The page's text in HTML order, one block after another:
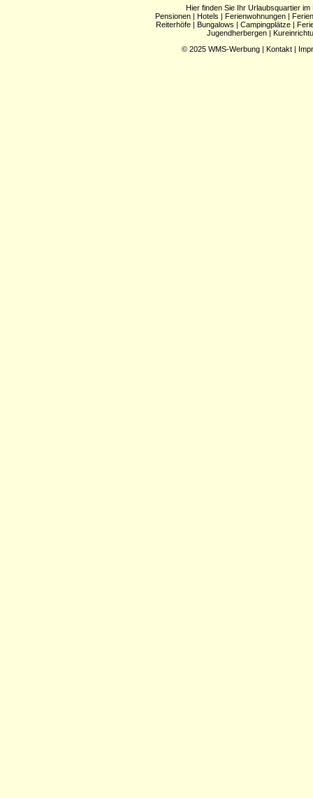
Hier finden Sie Ihr Urlaubsquartier im
Pensionen| Hotels | Ferienwohnungen|
Reiterhöfe | Bungalows | Campingplätze |
Jugendherbergen |
© 2025 WMS-Werbung | Kontakt |